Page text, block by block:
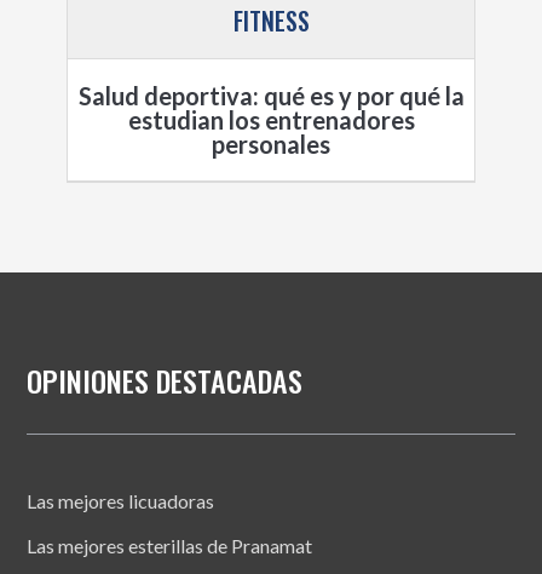
FITNESS
Salud deportiva: qué es y por qué la
estudian los entrenadores
personales
OPINIONES DESTACADAS
Las mejores licuadoras
Las mejores esterillas de Pranamat